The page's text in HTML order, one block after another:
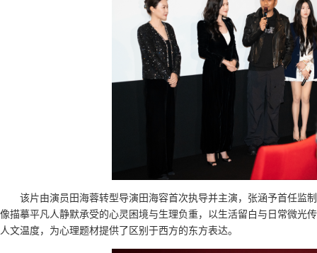
该片由演员田海蓉转型导演田海容首次执导并主演，张涵予首任监
像描摹平凡人静默承受的心灵困境与生理负重，以生活留白与日常微光
人文温度，为心理题材提供了区别于西方的东方表达。